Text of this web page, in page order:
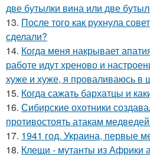
две бутылки вина или две
13. После того как рухнула
сделали?
14. Когда меня накрывает
работе идут хреново и
хуже и хуже, я проваливаюсь в
15. Когда сажать бархатцы и
16. Сибирские охотники
противостоять атакам
17. 1941 год. Украина, первые
18. Клещи - мутанты из Африки